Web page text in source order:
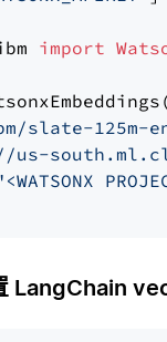
import
slate-
LangChain